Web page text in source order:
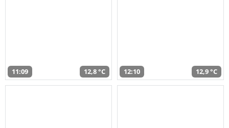
11:09 12,8 °C 12:10 12,9 °C